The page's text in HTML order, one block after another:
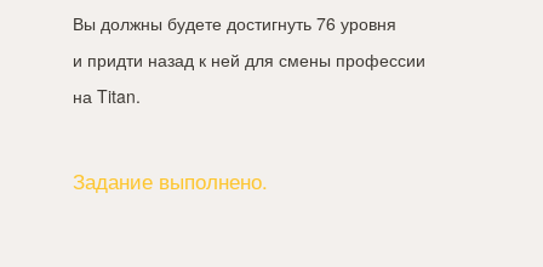
Вы должны будете достигнуть 76 уровня
и придти назад к ней для смены профессии
на Titan.
Задание выполнено.